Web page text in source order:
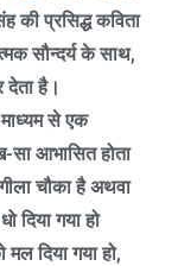
की प्रसिद्ध कविता
सौन्दर्य के साथ,
देता है।
से एक
सा आभासित होता
चौका है अथवा
दिया गया हो
दिया गया हो,